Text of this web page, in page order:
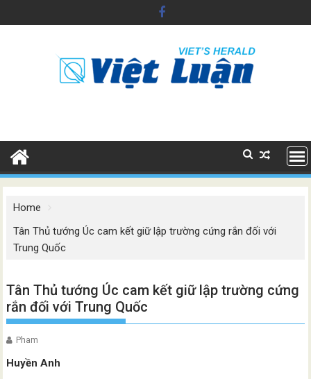
to
Home
Tân Thủ tướng Úc cam kết giữ lập trường cứng rắn đối với
Trung Quốc
Tân Thủ tướng Úc cam kết giữ lập trường cứng
rắn đối với Trung Quốc
Pham
Huyền Anh